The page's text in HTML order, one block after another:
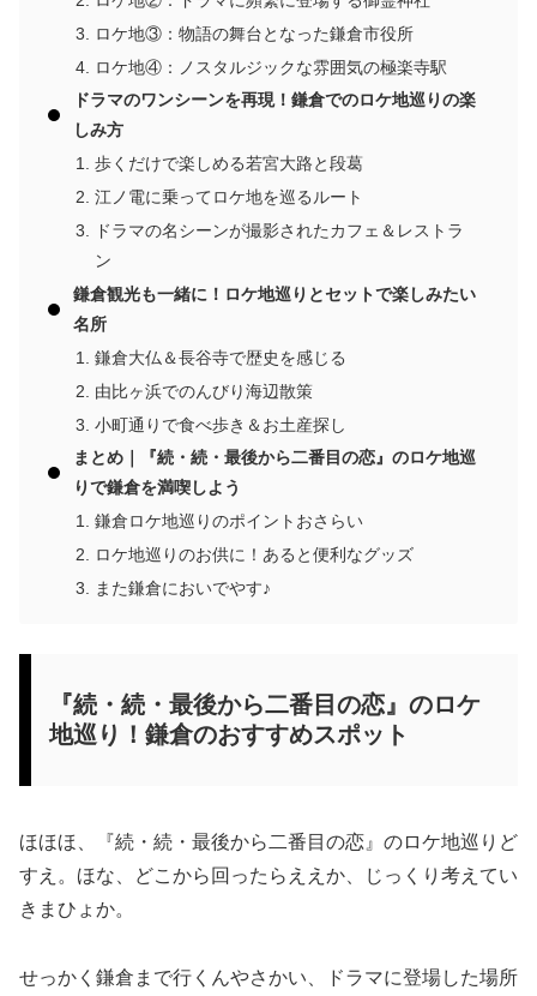
ロケ地③：物語の舞台となった鎌倉市役所
ロケ地④：ノスタルジックな雰囲気の極楽寺駅
ドラマのワンシーンを再現！鎌倉でのロケ地巡りの楽
しみ方
歩くだけで楽しめる若宮大路と段葛
江ノ電に乗ってロケ地を巡るルート
ドラマの名シーンが撮影されたカフェ＆レストラ
ン
鎌倉観光も一緒に！ロケ地巡りとセットで楽しみたい
名所
鎌倉大仏＆長谷寺で歴史を感じる
由比ヶ浜でのんびり海辺散策
小町通りで食べ歩き＆お土産探し
まとめ｜『続・続・最後から二番目の恋』のロケ地巡
りで鎌倉を満喫しよう
鎌倉ロケ地巡りのポイントおさらい
ロケ地巡りのお供に！あると便利なグッズ
また鎌倉においでやす♪
『続・続・最後から二番目の恋』のロケ
地巡り！鎌倉のおすすめスポット
ほほほ、『続・続・最後から二番目の恋』のロケ地巡りど
すえ。ほな、どこから回ったらええか、じっくり考えてい
きまひょか。
せっかく鎌倉まで行くんやさかい、ドラマに登場した場所